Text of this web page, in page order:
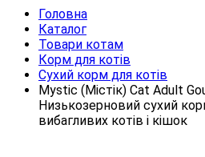
Головна
Каталог
Товари котам
Корм для котів
Сухий корм для котів
Mystic (Містік) Cat Adult
Низькозерновий сухий
вибагливих котів і кішок